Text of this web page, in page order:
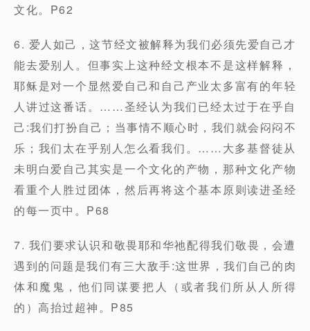
文化。P62
6. 爱人如己，这节经文被解释为我们必须先爱自己才
能去爱别人。但事实上这种经文根本不是这样解释，
耶稣是对一个显然爱自己和自己产业太多富有的年轻
人讲过这番话。……圣经认为我们已经太过于在乎自
己:我们打扮自己；当事情不顺心时，我们就会闷闷不
乐；我们太在乎别人怎么看我们。……大多基督徒从
未明白爱自己其实是一个文化的产物，那种文化产物
看重个人胜过团体，然后再将这个基本原则读进圣经
的每一页中。P68
7. 我们要求认识和敬畏耶和华祂配得我们敬畏，会遭
遇到的问题是我们有三大敌手:这世界，我们自己的肉
体和魔鬼，他们同谋要把人（或者我们所从人所得
的）高抬过超神。P85